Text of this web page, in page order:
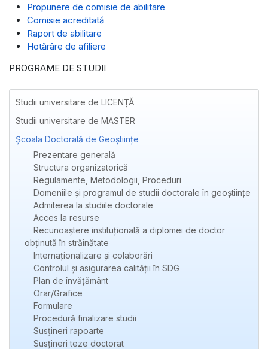
Propunere de comisie de abilitare
Comisie acreditată
Raport de abilitare
Hotărâre de afiliere
PROGRAME DE STUDII
Studii universitare de LICENȚĂ
Studii universitare de MASTER
Școala Doctorală de Geoștiințe
Prezentare generală
Structura organizatorică
Regulamente, Metodologii, Proceduri
Domeniile și programul de studii doctorale în geoștiințe
Admiterea la studiile doctorale
Acces la resurse
Recunoaștere instituțională a diplomei de doctor
obținută în străinătate
Internaționalizare și colaborări
Controlul și asigurarea calității în SDG
Plan de învățământ
Orar/Grafice
Formulare
Procedură finalizare studii
Susțineri rapoarte
Susțineri teze doctorat